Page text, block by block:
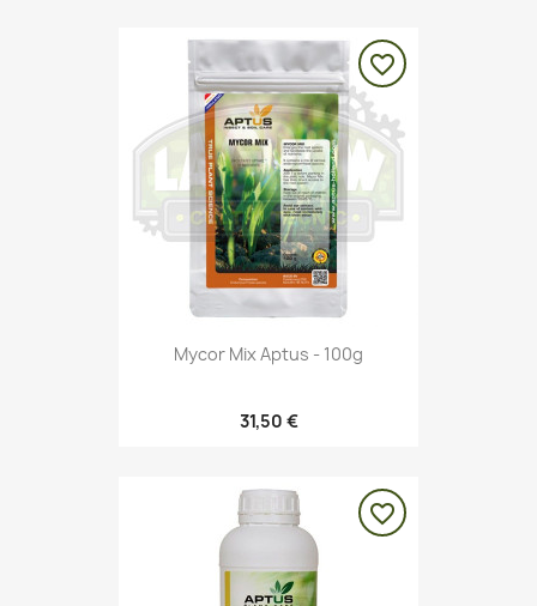
Mycor Mix Aptus - 100g
31,50 €
favorite_border
favorite_border